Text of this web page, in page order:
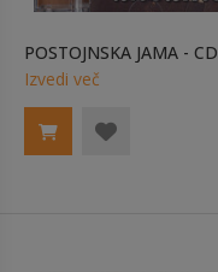
POSTOJNSKA JAMA - CD
Izvedi več